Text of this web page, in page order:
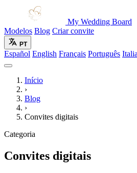
My Wedding Board
Modelos Blog Criar convite
PT
Español English Français Português
Início
›
Blog
›
Convites digitais
Categoria
Convites digitais